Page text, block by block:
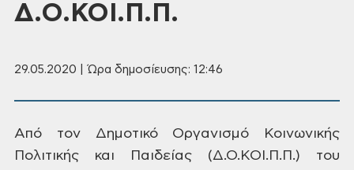
Δ.Ο.ΚΟΙ.Π.Π.
29.05.2020 | Ώρα δημοσίευσης: 12:46
Από τον Δημοτικό Οργανισμό Κοινωνικής
Πολιτικής και Παιδείας (Δ.Ο.ΚΟΙ.Π.Π.) του